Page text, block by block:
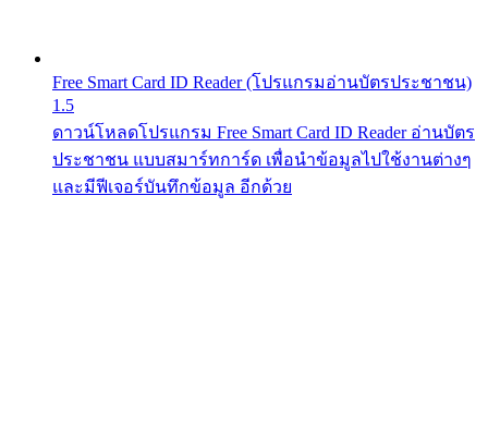
Free Smart Card ID Reader (โปรแกรมอ่านบัตรประชาชน)
1.5
ดาวน์โหลดโปรแกรม Free Smart Card ID Reader อ่านบัตร
ประชาชน แบบสมาร์ทการ์ด เพื่อนำข้อมูลไปใช้งานต่างๆ
และมีฟีเจอร์บันทึกข้อมูล อีกด้วย